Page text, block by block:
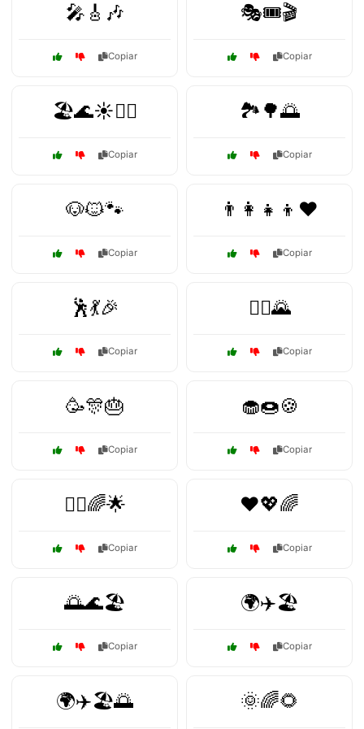
🎤🎸🎶
Copiar
🎭🎟️🎬
Copiar
🏖️🌊☀️🏄‍♂️
Copiar
🏞️🌳🌅
Copiar
🐶🐱🐾
Copiar
👨‍👩‍👧‍👦❤️
Copiar
🕺💃🎉
Copiar
🚴‍♂️🌄
Copiar
🥳🎊🎂
Copiar
🧁🍩🍪
Copiar
🧘‍♀️🌈🌟
Copiar
❤️💖🌈
Copiar
🌅🌊🏖️
Copiar
🌍✈️🏖️
Copiar
🌍✈️🏖️🌅 🌞🌈🌻